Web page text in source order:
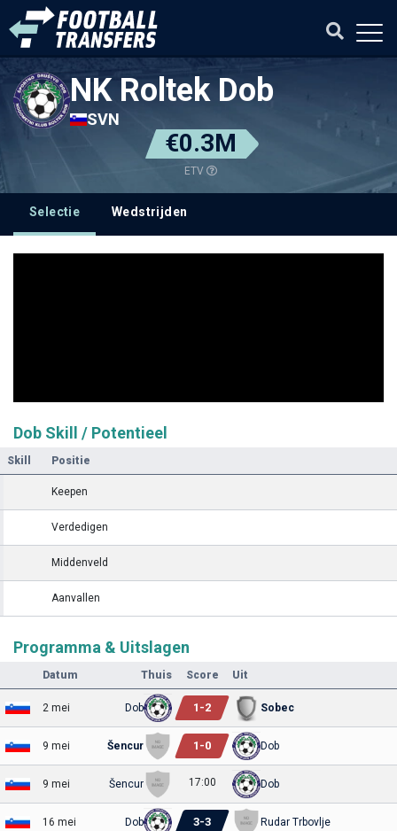
NK Roltek Dob
SVN
€0.3M
ETV
Selectie Wedstrijden
Dob Skill / Potentieel
Skill Positie
Keepen
Verdedigen
Middenveld
Aanvallen
Programma & Uitslagen
Datum Thuis Score Uit
2 mei Dob 1 -2 Sobec
9 mei Šencur 1 -0 Dob
9 mei Šencur 17:00 Dob
16 mei Dob 3-3 Rudar Trbovlje